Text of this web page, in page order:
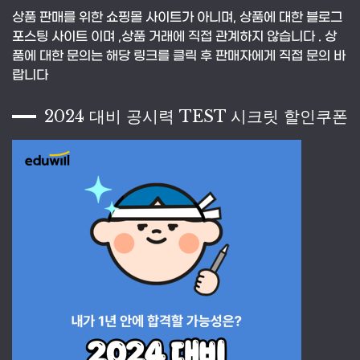
상품 판매를 위한 쇼핑몰 사이트가 아니며, 상품에 대한 블로그
포스팅 사이트 이며 ,상품 거래에 직접 관계하지 않습니다 . 상
품에 대한 문의는 해당 링크를 클릭 후 판매자에게 직접 문의 바
랍니다
2024 대비 공시력 TEST 시크릿 할인쿠폰